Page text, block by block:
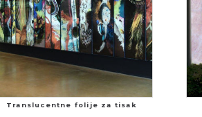
Translucentne folije za tisak